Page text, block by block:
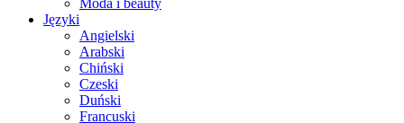
Moda i beauty
Języki
Angielski
Arabski
Chiński
Czeski
Duński
Francuski